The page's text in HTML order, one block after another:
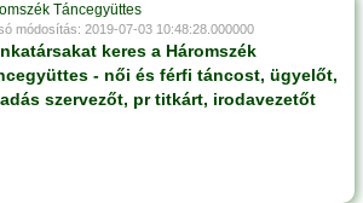
Táncegyüttes
módosítás: 2019-07-03 10:48:28.000000
keres a Háromszék
- női és férfi táncost, ügyelőt,
szervezőt, pr titkárt, irodavezetőt